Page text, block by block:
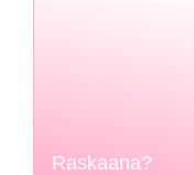
Raskaana?